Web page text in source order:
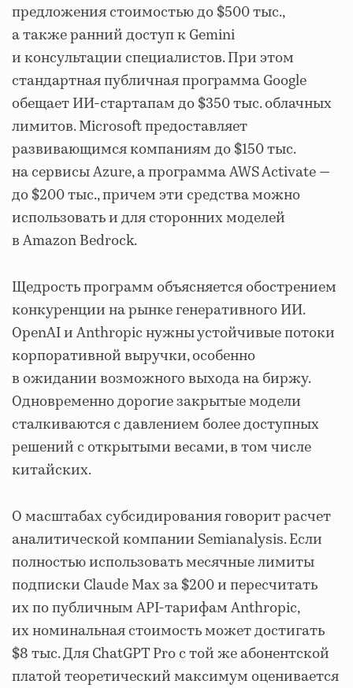
предложения стоимостью до $500 тыс.,
а также ранний доступ к Gemini
и консультации специалистов. При этом
стандартная публичная программа Google
обещает ИИ-стартапам до $350 тыс. облачных
лимитов. Microsoft предоставляет
развивающимся компаниям до $150 тыс.
на сервисы Azure, а программа AWS Activate —
до $200 тыс., причем эти средства можно
использовать и для сторонних моделей
в Amazon Bedrock.
Щедрость программ объясняется обострением
конкуренции на рынке генеративного ИИ.
OpenAI и Anthropic нужны устойчивые потоки
корпоративной выручки, особенно
в ожидании возможного выхода на биржу.
Одновременно дорогие закрытые модели
сталкиваются с давлением более доступных
решений с открытыми весами, в том числе
китайских.
О масштабах субсидирования говорит расчет
аналитической компании Semianalysis. Если
полностью использовать месячные лимиты
подписки Claude Max за $200 и пересчитать
их по публичным API-тарифам Anthropic,
их номинальная стоимость может достигать
$8 тыс. Для ChatGPT Pro с той же абонентской
платой теоретический максимум оценивается